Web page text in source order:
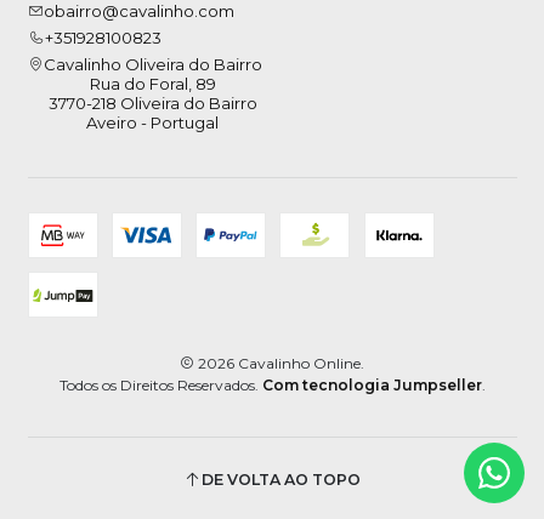
obairro@cavalinho.com
+351928100823
Cavalinho Oliveira do Bairro
Rua do Foral, 89
3770-218 Oliveira do Bairro
Aveiro - Portugal
2026 Cavalinho Online.
Todos os Direitos Reservados. Com tecnologia Jumpseller.
DE VOLTA AO TOPO